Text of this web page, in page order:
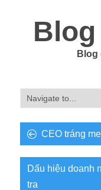
Blog
CEO tráng
Dấu hiệu doanh
tra